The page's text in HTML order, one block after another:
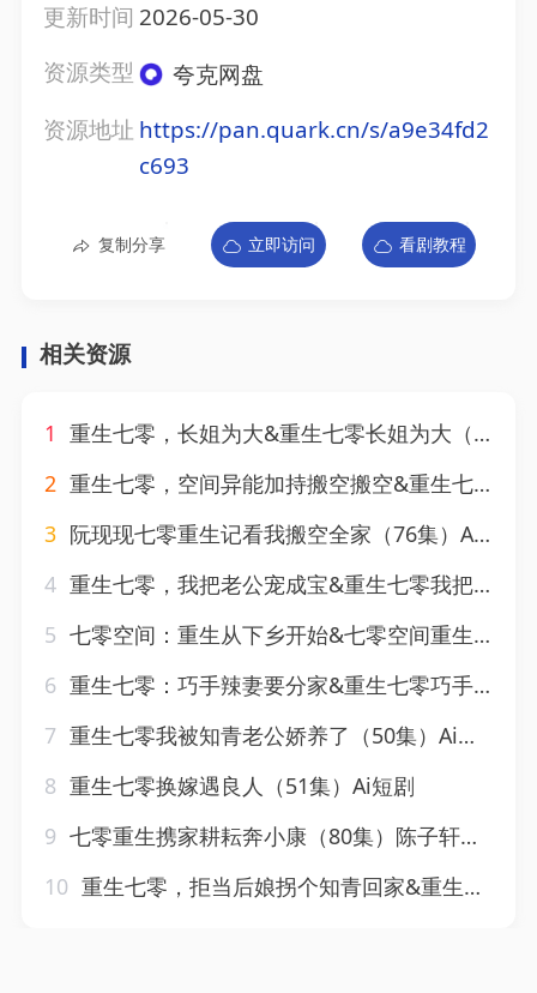
更新时间 2026-05-30
资源类型
夸克网盘
资源地址 https://pan.quark.cn/s/a9e34fd2
c693
复制分享 立即访问 看剧教程
相关资源
1 重生七零，长姐为大&重生七零长姐为大（98集）AI短剧
2 重生七零，空间异能加持搬空搬空&重生七零空间异能加持搬空搬空（91集）AI短剧
3 阮现现七零重生记看我搬空全家（76集）AI短剧
4 重生七零，我把老公宠成宝&重生七零我把老公宠成宝（111集）AI短剧
5 七零空间：重生从下乡开始&七零空间重生从下乡开始（70集）AI短剧
6 重生七零：巧手辣妻要分家&重生七零巧手辣妻要分家（70集）AI短剧
7 重生七零我被知青老公娇养了（50集）Ai短剧
8 重生七零换嫁遇良人（51集）Ai短剧
9 七零重生携家耕耘奔小康（80集）陈子轩&赵琪
10 重生七零，拒当后娘拐个知青回家&重生七零拒当后娘拐个知青回家（80集）朱鹿希＆袁志颖